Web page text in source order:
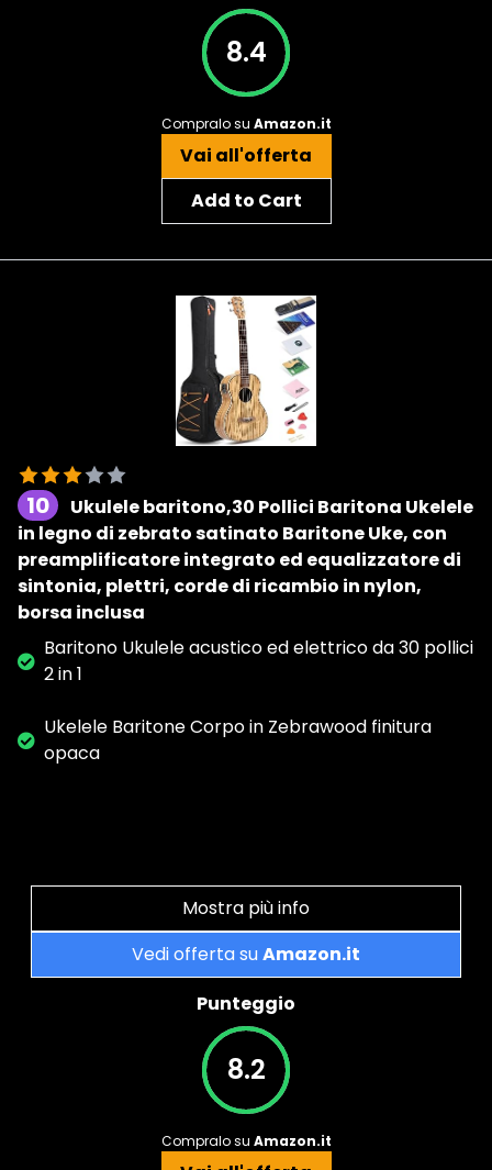
8.4
Compralo su Amazon.it
Vai all'offerta
Add to Cart
10
Ukulele baritono,30 Pollici Baritona Ukelele
in legno di zebrato satinato Baritone Uke, con
preamplificatore integrato ed equalizzatore di
sintonia, plettri, corde di ricambio in nylon,
borsa inclusa
Baritono Ukulele acustico ed elettrico da 30 pollici
2 in 1
Ukelele Baritone Corpo in Zebrawood finitura
opaca
Mostra più info
Vedi offerta suAmazon.it
Punteggio
8.2
Compralo su Amazon.it